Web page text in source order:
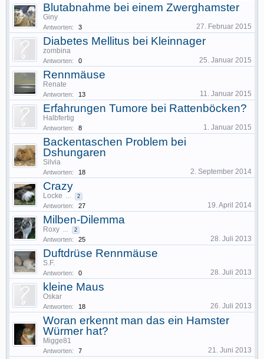
Blutabnahme bei einem Zwerghamster
Giny
Antworten: 3 27. Februar 2015
Diabetes Mellitus bei Kleinnager
zombina
Antworten: 0 25. Januar 2015
Rennmäuse
Renate
Antworten: 13 11. Januar 2015
Erfahrungen Tumore bei Rattenböcken?
Halbfertig
Antworten: 8 1. Januar 2015
Backentaschen Problem bei
Dshungaren
Silvia
Antworten: 18 2. September 2014
Crazy
Locke ... 2
Antworten: 27 19. April 2014
Milben-Dilemma
Roxy ... 2
Antworten: 25 28. Juli 2013
Duftdrüse Rennmäuse
S.F.
Antworten: 0 28. Juli 2013
kleine Maus
Oskar
Antworten: 18 26. Juli 2013
Woran erkennt man das ein Hamster
Würmer hat?
Migge81
Antworten: 7 21. Juni 2013